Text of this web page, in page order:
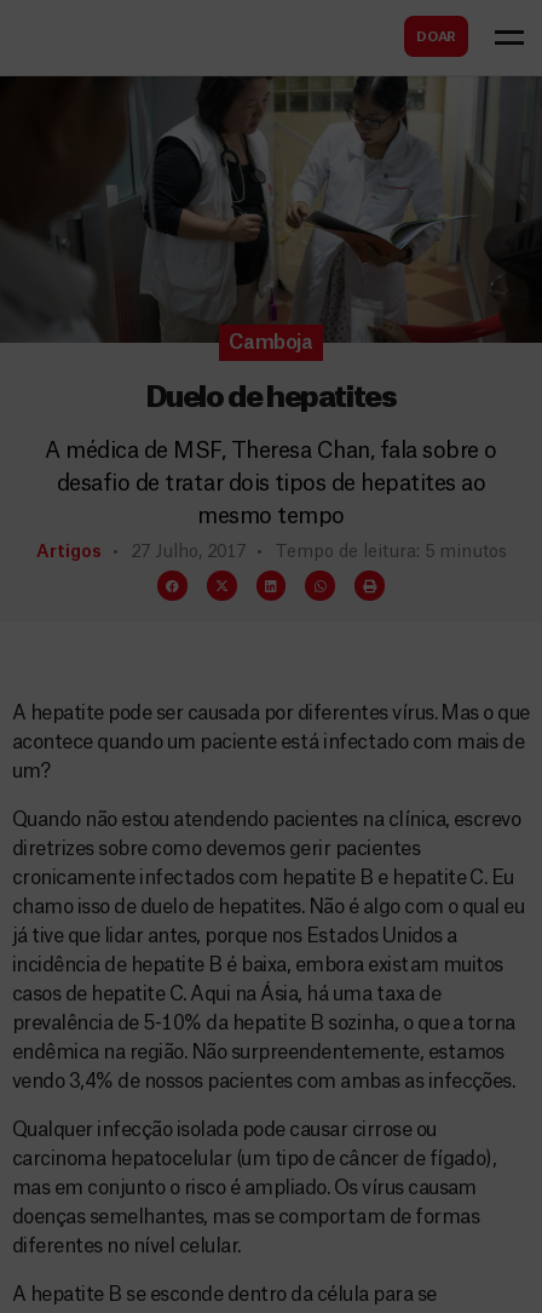
DOAR
Camboja
Duelo de hepatites
A médica de MSF, Theresa Chan, fala sobre o
desafio de tratar dois tipos de hepatites ao
mesmo tempo
Artigos 27 Julho, 2017 Tempo de leitura: 5 minutos
A hepatite pode ser causada por diferentes vírus. Mas o que
acontece quando um paciente está infectado com mais de
um?
Quando não estou atendendo pacientes na clínica, escrevo
diretrizes sobre como devemos gerir pacientes
cronicamente infectados com hepatite B e hepatite C. Eu
chamo isso de duelo de hepatites. Não é algo com o qual eu
já tive que lidar antes, porque nos Estados Unidos a
incidência de hepatite B é baixa, embora existam muitos
casos de hepatite C. Aqui na Ásia, há uma taxa de
prevalência de 5-10% da hepatite B sozinha, o que a torna
endêmica na região. Não surpreendentemente, estamos
vendo 3,4% de nossos pacientes com ambas as infecções.
Qualquer infecção isolada pode causar cirrose ou
carcinoma hepatocelular (um tipo de câncer de fígado),
mas em conjunto o risco é ampliado. Os vírus causam
doenças semelhantes, mas se comportam de formas
diferentes no nível celular.
A hepatite B se esconde dentro da célula para se
s